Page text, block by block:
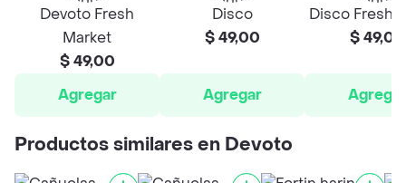
Devoto Fresh
Market
$ 49,00
Agregar
Disco
$ 49,00
Agregar
Disco Fresh
$ 49,00
Agregar
Productos similares en Devoto